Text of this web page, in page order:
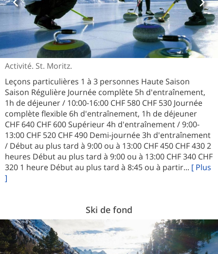
Activité. St. Moritz.
Leçons particulières 1 à 3 personnes Haute Saison
Saison Régulière Journée complète 5h d'entraînement,
1h de déjeuner / 10:00-16:00 CHF 580 CHF 530 Journée
complète flexible 6h d'entraînement, 1h de déjeuner
CHF 640 CHF 600 Supérieur 4h d'entraînement / 9:00-
13:00 CHF 520 CHF 490 Demi-journée 3h d'entraînement
/ Début au plus tard à 9:00 ou à 13:00 CHF 450 CHF 430 2
heures Début au plus tard à 9:00 ou à 13:00 CHF 340 CHF
320 1 heure Début au plus tard à 8:45 ou à partir... [ Plus
]
Ski de fond